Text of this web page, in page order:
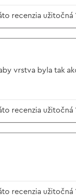
recenzia užitočná
vrstva byla tak
recenzia užitočná
recenzia užitočná